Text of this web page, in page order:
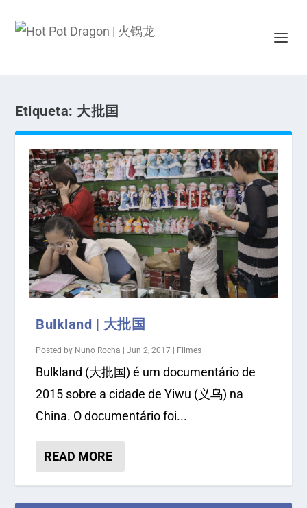
Etiqueta: 大批国
Bulkland | 大批国
Posted by Nuno Rocha |Jun 2, 2017 | Filmes
Bulkland (大批国) é um documentário de
2015 sobre a cidade de Yiwu (义乌) na
China. O documentário foi...
READ MORE